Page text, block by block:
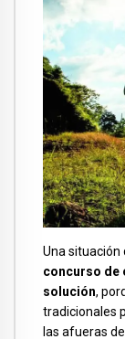
Una
concurso de
solución,
tradicionales
las afueras